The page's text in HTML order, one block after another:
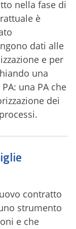
nella fase di
è
dati alle
e per
una
una PA che
dei
contratto
strumento
e che